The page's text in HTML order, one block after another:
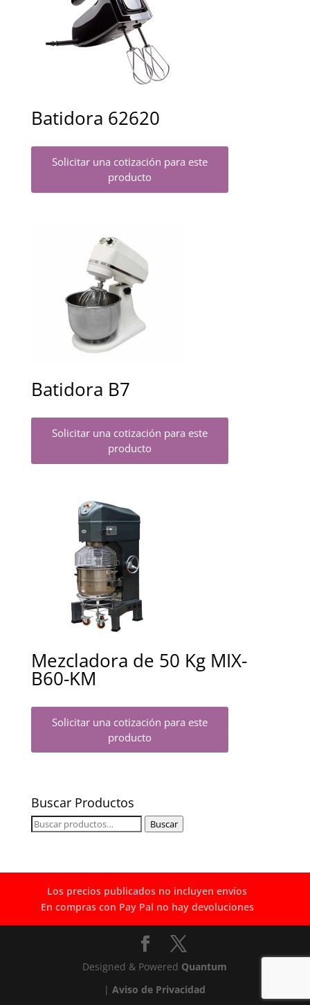
Batidora 62620
Solicitar una cotización para este
producto
Batidora B7
Solicitar una cotización para este
producto
Mezcladora de 50 Kg MIX-
B60-KM
Solicitar una cotización para este
producto
Buscar Productos
Buscar
Buscar
Los precios publicados no incluyen envíos
En compras con Pay Pal no hay devoluciones
Designed & Powered Quantum
|Aviso de Privacidad